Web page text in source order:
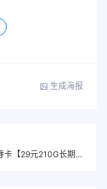
生成海报
电信沧春卡【29元210G长期套餐】（集团政策原因即日起订单4.1号审核发货）